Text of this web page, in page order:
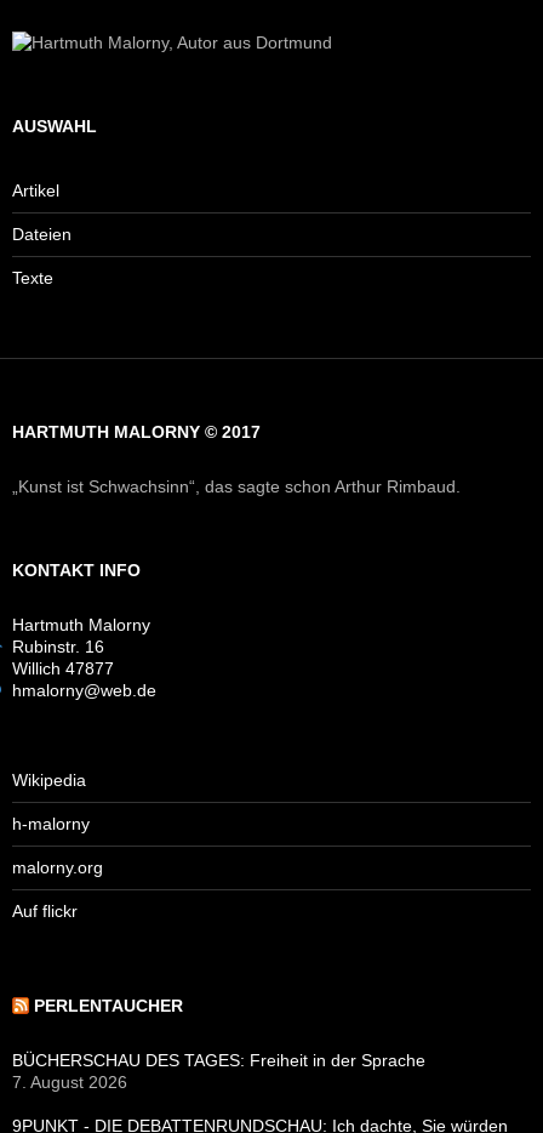
AUSWAHL
Artikel
Dateien
Texte
HARTMUTH MALORNY © 2017
„Kunst ist Schwachsinn“, das sagte schon Arthur Rimbaud.
KONTAKT INFO
Hartmuth Malorny
Rubinstr. 16
Willich 47877
hmalorny@web.de
Wikipedia
h-malorny
malorny.org
Auf flickr
PERLENTAUCHER
BÜCHERSCHAU DES TAGES: Freiheit in der Sprache
7. August 2026
9PUNKT - DIE DEBATTENRUNDSCHAU: Ich dachte, Sie würden